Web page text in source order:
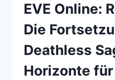
EVE Online:
Die
Deathless
Horizonte